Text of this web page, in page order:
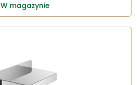
W magazynie